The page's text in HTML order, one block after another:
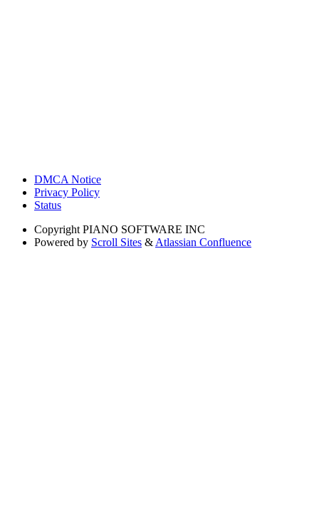
DMCA Notice
Privacy Policy
Status
Copyright PIANO SOFTWARE INC
Powered by Scroll Sites & Atlassian Confluence